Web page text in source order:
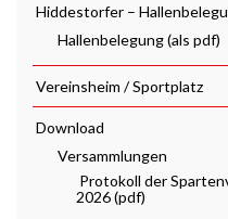
Hiddestorfer –
Hallenbelegung (als pdf)
Vereinsheim / Sportplatz
Download
Versammlungen
Protokoll der
2026 (pdf)